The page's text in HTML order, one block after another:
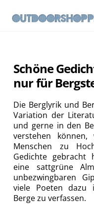
content
Schöne
nur für
Die Berglyrik und
Variation der
und gerne in den
verstehen
Menschen zu
Gedichte gebracht
eine sattgrüne
unbezwingbaren
viele Poeten dazu
Berge zu verfassen.